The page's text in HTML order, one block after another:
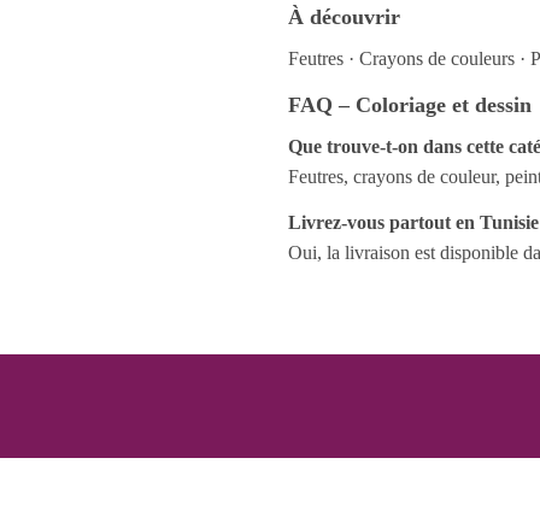
À découvrir
Feutres · Crayons de couleurs ·
FAQ – Coloriage et dessin
Que trouve-t-on dans cette
Feutres, crayons de couleur,
Livrez-vous partout en Tunisie
Oui, la livraison est disponible